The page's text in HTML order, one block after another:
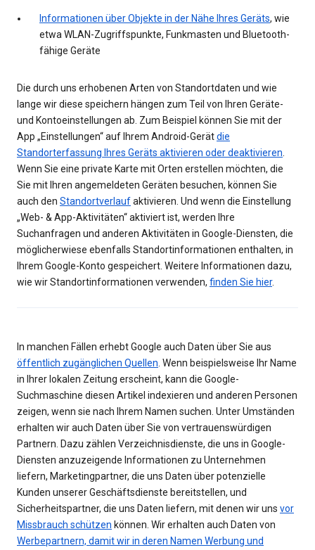
Informationen über Objekte in der Nähe Ihres Geräts, wie
etwa WLAN-Zugriffspunkte, Funkmasten und Bluetooth-
fähige Geräte
Die durch uns erhobenen Arten von Standortdaten und wie
lange wir diese speichern hängen zum Teil von Ihren Geräte-
und Kontoeinstellungen ab. Zum Beispiel können Sie mit der
App „Einstellungen“ auf Ihrem Android-Gerätdie
Standorterfassung Ihres Geräts aktivieren oder deaktivieren.
Wenn Sie eine private Karte mit Orten erstellen möchten, die
Sie mit Ihren angemeldeten Geräten besuchen, können Sie
auch den Standortverlaufaktivieren. Und wenn die Einstellung
„Web- & App-Aktivitäten“ aktiviert ist, werden Ihre
Suchanfragen und anderen Aktivitäten in Google-Diensten, die
möglicherwiese ebenfalls Standortinformationen enthalten, in
Ihrem Google-Konto gespeichert. Weitere Informationen dazu,
wie wir Standortinformationen verwenden, finden Sie hier.
In manchen Fällen erhebt Google auch Daten über Sie aus
öffentlich zugänglichen Quellen. Wenn beispielsweise Ihr Name
in Ihrer lokalen Zeitung erscheint, kann die Google-
Suchmaschine diesen Artikel indexieren und anderen Personen
zeigen, wenn sie nach Ihrem Namen suchen. Unter Umständen
erhalten wir auch Daten über Sie von vertrauenswürdigen
Partnern. Dazu zählen Verzeichnisdienste, die uns in Google-
Diensten anzuzeigende Informationen zu Unternehmen
liefern, Marketingpartner, die uns Daten über potenzielle
Kunden unserer Geschäftsdienste bereitstellen, und
Sicherheitspartner, die uns Daten liefern, mit denen wir uns vor
Missbrauch schützen können. Wir erhalten auch Daten von
Werbepartnern, damit wir in deren Namen Werbung und